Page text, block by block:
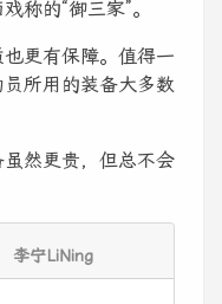
称的“御三家”。
更有保障。值得一
所用的装备大多数
然更贵，但总不会
李宁LiNing